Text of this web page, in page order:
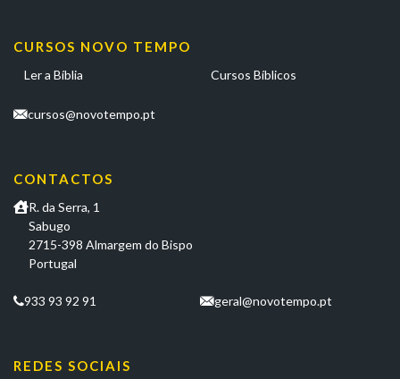
CURSOS NOVO TEMPO
Ler a Bíblia Cursos Bíblicos
cursos@novotempo.pt
CONTACTOS
R. da Serra, 1
Sabugo
2715-398 Almargem do Bispo
Portugal
933 93 92 91 geral@novotempo.pt
REDES SOCIAIS